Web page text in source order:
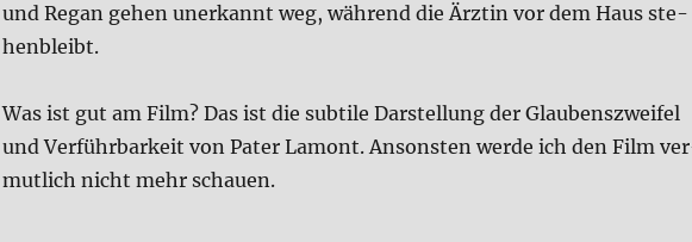
und Regan gehen uner­kannt weg, wäh­rend die Ärz­tin vor dem Haus ste­
hen­bleibt.
Was ist gut am Film? Das ist die sub­ti­le Dar­stel­lung der Glau­bens­zwei­fel
und Ver­führ­bar­keit von Pater Lamont. Anson­sten wer­de ich den Film
mut­lich nicht mehr schau­en.